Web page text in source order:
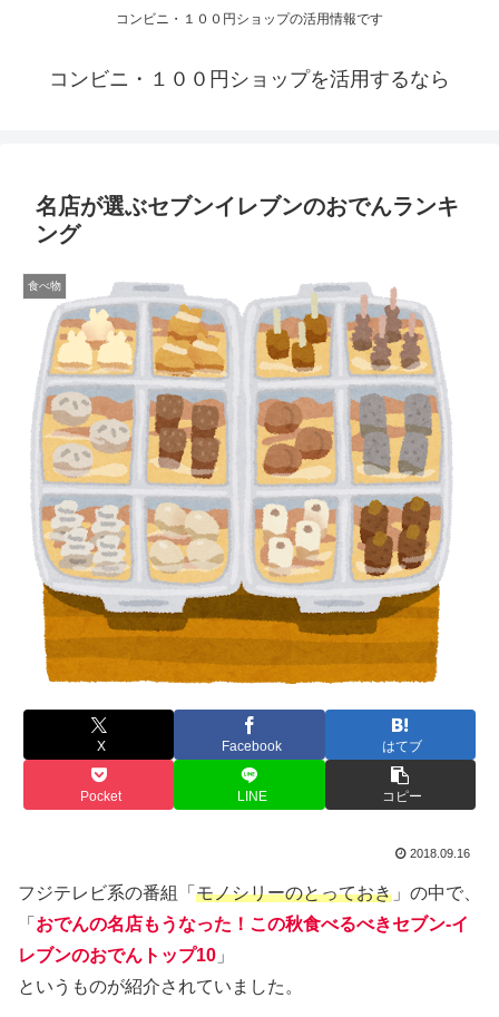
コンビニ・１００円ショップの活用情報です
コンビニ・１００円ショップを活用するなら
名店が選ぶセブンイレブンのおでんランキ
ング
食べ物
X Facebook はてブ
Pocket LINE コピー
2018.09.16
フジテレビ系の番組「 モノシリーのとっておき 」の中で、
「 おでんの名店もうなった！この秋食べるべきセブン-イ
レブンのおでんトップ10 」
というものが紹介されていました。